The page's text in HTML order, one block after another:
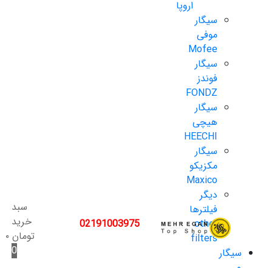
اروپا
سیگار
موفی
Mofee
سیگار
فوندز
FONDZ
سیگار
هیچی
HEECHI
سیگار
مکزیکو
Maxico
دیگر
فیلترها
other
filters
سیگار
02191003975
سبد
خرید
تومان۰
0